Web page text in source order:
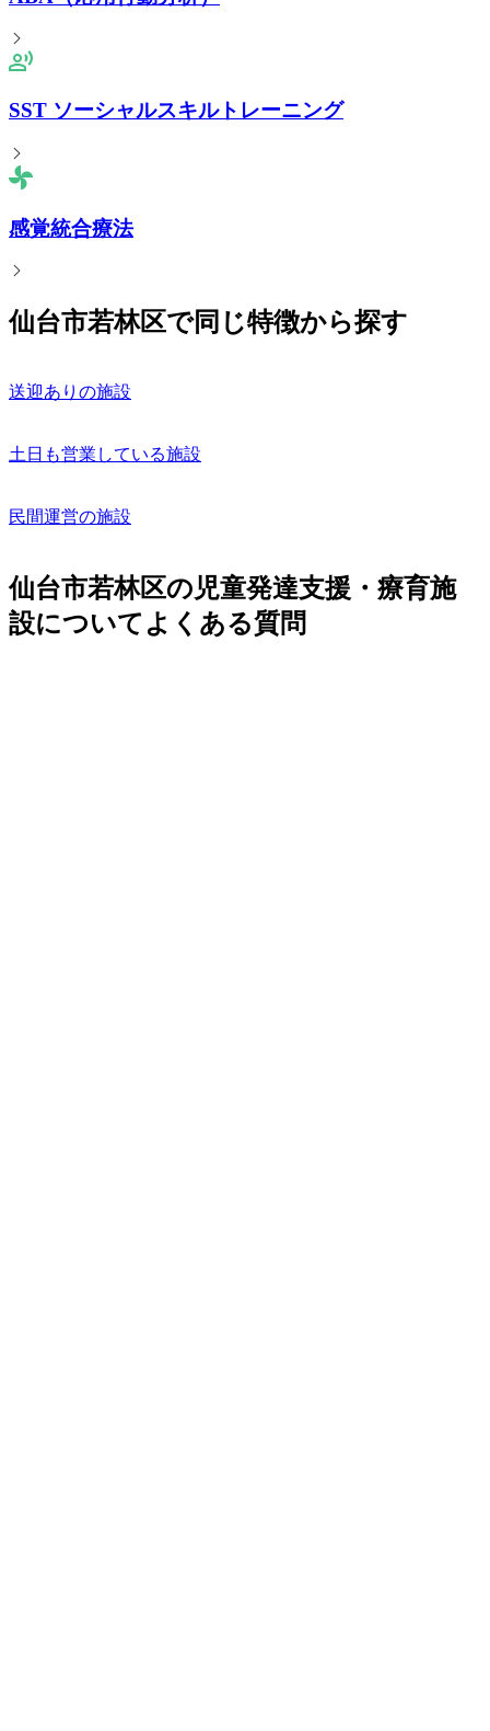
SST ソーシャルスキルトレーニング
感覚統合療法
仙台市若林区で同じ特徴から探す
送迎ありの施設
土日も営業している施設
民間運営の施設
仙台市若林区の児童発達支援・療育施
設についてよくある質問